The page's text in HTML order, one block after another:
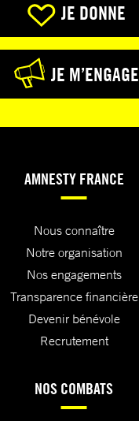
JE DONNE
JE M’ENGAGE
AMNESTY FRANCE
Nous connaître
Notre organisation
Nos engagements
Transparence financière
Devenir bénévole
Recrutement
NOS COMBATS